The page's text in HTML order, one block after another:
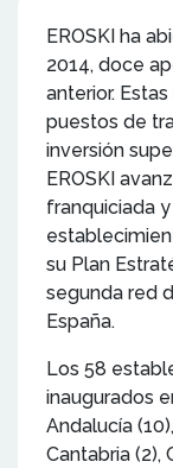
EROSKI ha
2014, doce
anterior.
puestos de
inversión
EROSKI
franquiciada
su Plan
segunda red
España.
Los 58
inaugurados
Andalucía
Cantabria (2),